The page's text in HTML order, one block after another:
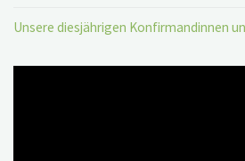
Unsere diesjährigen Konfirmandinnen